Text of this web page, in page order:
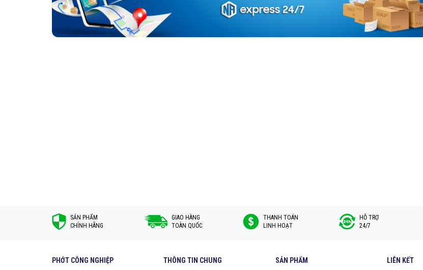
SẢN PHẨM
CHÍNH HÃNG
GIAO HÀNG
TOÀN QUỐC
THANH TOÁN
LINH HOẠT
HỖ TRỢ
24/7
PHỚT CÔNG NGHIỆP THÔNG TIN CHUNG SẢN PHẨM LIÊN KẾT